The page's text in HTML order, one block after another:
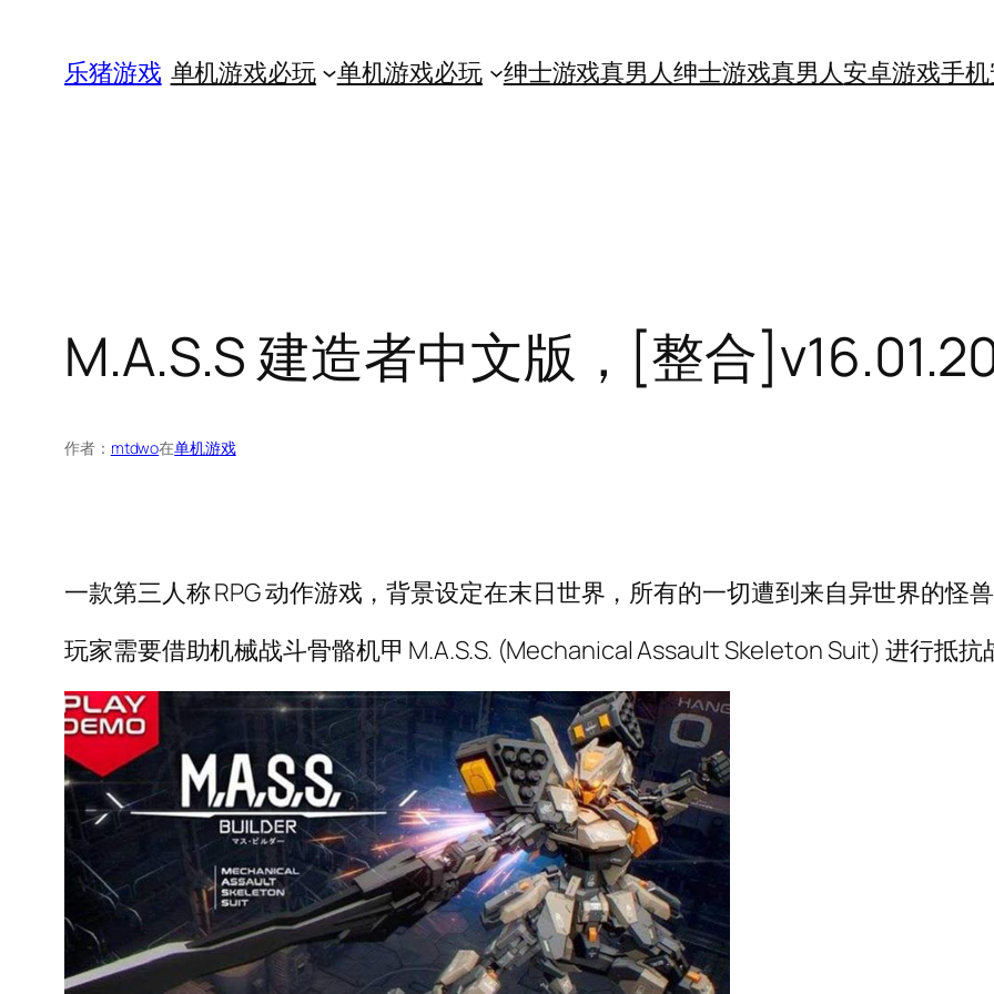
乐猪游戏 单机游戏必玩 单机游戏必玩 绅士游戏真男人绅士游戏真男人安卓游戏手机
M.A.S.S 建造者中文版，[整合
作者： mtdwo在单机游戏
一款第三人称 RPG 动作游戏，背景设定在末日世界，所有的一切遭到来自异世界的怪兽
玩家需要借助机械战斗骨骼机甲 M.A.S.S. (Mechanical Assault Skeleton Suit) 进行抵抗